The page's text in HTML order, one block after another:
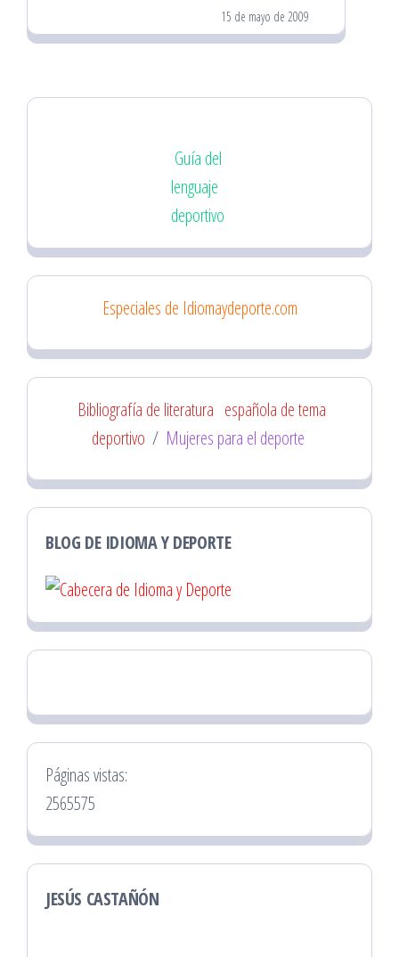
15 de mayo de 2009
Guía del
lenguaje
deportivo
Especiales de Idiomaydeporte.com
Bibliografía de literatura española de tema
deportivo / Mujeres para el deporte
BLOG DE IDIOMA Y DEPORTE
Páginas vistas:
2565575
JESÚS CASTAÑÓN